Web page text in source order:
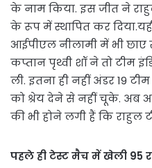
के नाम किया. इस जीत ने
के रूप में स्थापित कर
आईपीएल नीलामी में भी छाए
कप्तान पृथ्वी शॉ ने तो टीम
ली. इतना ही नहीं अंडर 19
को श्रेय देने से नहीं चूके. अब
की भी होने लगी हैं कि
पहले ही टेस्ट मैच में खेली 95